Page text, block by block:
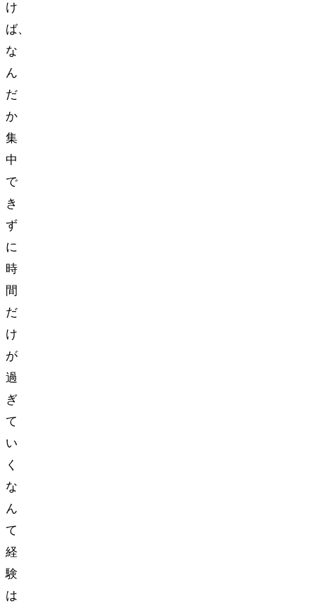
け
ば、
な
ん
だ
か
集
中
で
き
ず
に
時
間
だ
け
が
過
ぎ
て
い
く…
な
ん
て
経
験
は